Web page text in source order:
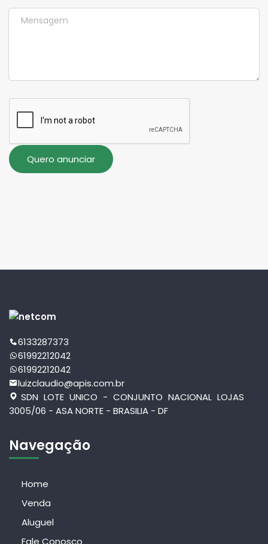
6133287373
61992212042
61992212042
luizclaudio@apis.com.br
SDN LOTE UNICO - CONJUNTO NACIONAL LOJAS
3005/06 - ASA NORTE - BRASILIA - DF
Navegação
Home
Venda
Aluguel
Fale Conosco